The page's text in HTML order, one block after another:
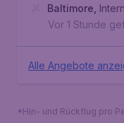
Baltimore
Vor 1 Stunde
Alle Angebote
*Hin- und Rückflug pro